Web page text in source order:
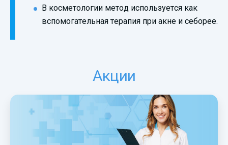
В косметологии метод используется как
вспомогательная терапия при акне и себорее.
Акции